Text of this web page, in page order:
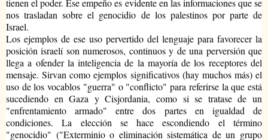
tienen el poder. Ese empeño es evidente en las informaciones que se
nostrasladan sobre el genocidio de los palestinos por parte de
Israel.
Los ejemplos de ese uso pervertido del lenguaje para favorecer la
posición israelí son numerosos, continuos y de una perversión que
llega a ofender la inteligencia de la mayoría de los receptores del
mensaje. Sirvan como ejemplos significativos (hay muchos más) el
uso de los vocablos "guerra" o "conflicto" para referirse la que está
sucediendo en Gaza y Cisjordania, como si se tratase de un
"enfrentamiento armado" entre dos partes en igualdad de
condiciones. La elección se hace escondiendo el término
"genocidio" ("Exterminio o eliminación sistemática de un grupo